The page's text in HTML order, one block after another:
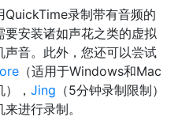
QuickTime录制带有音频的
要安装诸如声花之类的虚拟
声音。此外，您还可以尝试
（适用于Windows和Mac
， Jing （5分钟录制限制）
进行录制。